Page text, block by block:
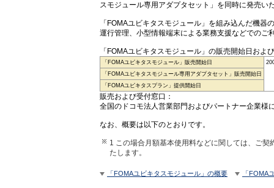
スモジュール専用アダプタセット」を同時に発売い
「FOMAユビキタスモジュール」を組み込んだ機
運行管理、小型情報端末による業務支援などでのご
「FOMAユビキタスモジュール」の販売開始日およ
「FOMAユビキタスモジュール」販売開始日
「FOMAユビキタスモジュール専用アダプタセット」販売開始日
「FOMAユビキタスプラン」提供開始日
販売および受付窓口：
全国のドコモ法人営業部門およびパートナー企業様
なお、概要は以下のとおりです。
1 この場合月額基本使用料などに関しては、ご
たします。
「FOMAユビキタスモジュール」の概要 「FOMA